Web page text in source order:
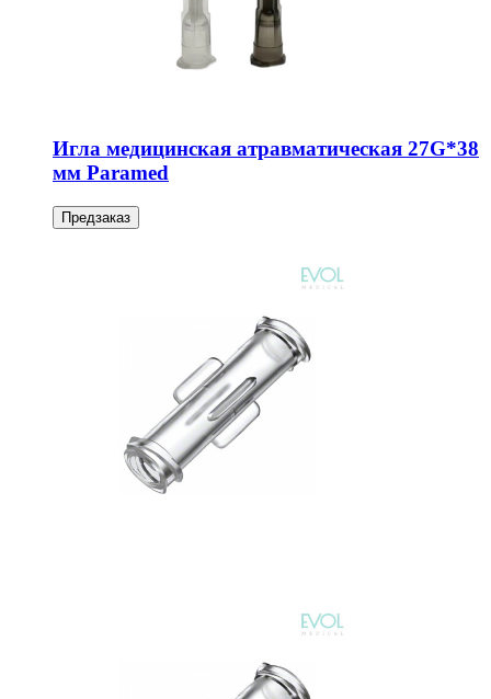
Игла медицинская атравматическая 27G*38
мм Paramed
Предзаказ